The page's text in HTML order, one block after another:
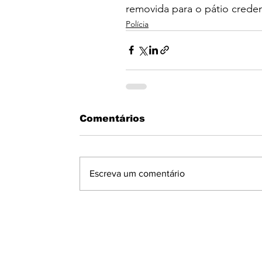
removida para o pátio
Polícia
Comentários
Escreva um comentário